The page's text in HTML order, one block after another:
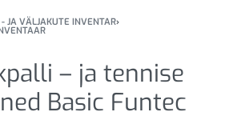
JA VÄLJAKUTE INVENTAR›
– ja tennise
Basic Funtec